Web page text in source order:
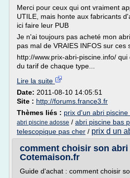
Merci pour ceux qui ont vraiment
UTILE, mais honte aux fabricants
ici faire leur PUB
Je n'ai toujours pas acheté mon
pas mal de VRAIES INFOS sur ces
http://www.prix-abri-piscine.info/
du tarif de chaque type...
Lire la suite
Date: 2011-08-10 14:05:51
Site : http://forums.france3.fr
Thèmes liés : prix d'un abri
abri piscine adosse / abri piscine bas
telescopique pas cher / prix d un
comment choisir son
Cotemaison.fr
Guide d'achat : comment choisir